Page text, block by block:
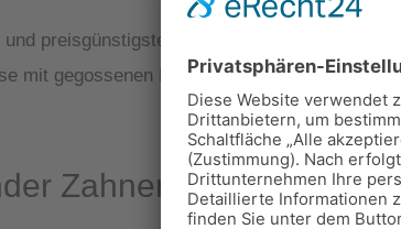
preisgünstigsten Ausführung eine
mit gegossenen Halte- und
Zahnersatz